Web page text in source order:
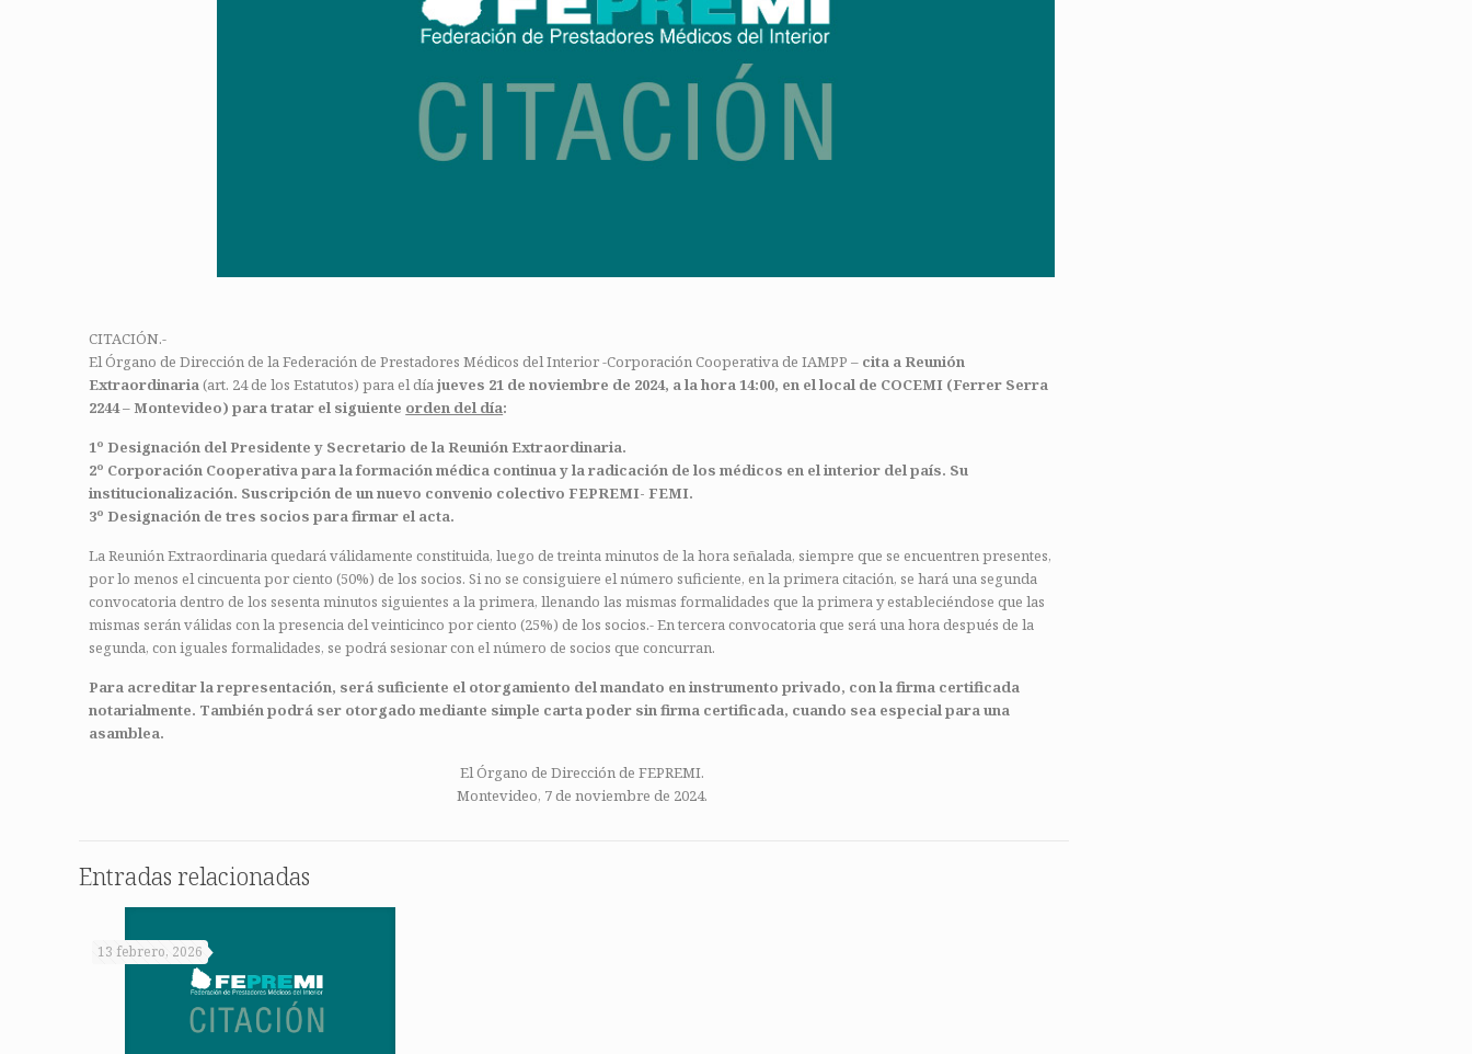
CITACIÓN.-
El Órgano de Dirección de la Federación de Prestadores Médicos del Interior -Corporación Cooperativa de IAMPP – cita a Reunión
Extraordinaria(art. 24 de los Estatutos) para el díajueves 21 de noviembre de 2024, a la hora 14:00, en el local de COCEMI (Ferrer Serra
2244 – Montevideo) para tratar el siguiente orden del día:
1º Designación del Presidente y Secretario de la Reunión Extraordinaria.
2º Corporación Cooperativa para la formación médica continua y la radicación de los médicos en el interior del país. Su
institucionalización. Suscripción de un nuevo convenio colectivo FEPREMI- FEMI.
3º Designación de tres socios para firmar el acta.
La Reunión Extraordinaria quedará válidamente constituida, luego de treinta minutos de la hora señalada, siempre que se encuentren presentes,
por lo menos el cincuenta por ciento (50%) de los socios. Si no se consiguiere el número suficiente, en la primera citación, se hará una segunda
convocatoria dentro de los sesenta minutos siguientes a la primera, llenando las mismas formalidades que la primera y estableciéndose que las
mismas serán válidas con la presencia del veinticinco por ciento (25%) de los socios.- En tercera convocatoria que será una hora después de la
segunda, con iguales formalidades, se podrá sesionar con el número de socios que concurran.
Para acreditar la representación, será suficiente el otorgamiento del mandato eninstrumento privado, con la firma certificada
notarialmente. También podrá ser otorgado mediante simple carta poder sin firma certificada, cuando sea especialpara una
asamblea.
El Órgano de Dirección de FEPREMI.
Montevideo, 7 de noviembre de 2024.
Entradas relacionadas
13 febrero, 2026